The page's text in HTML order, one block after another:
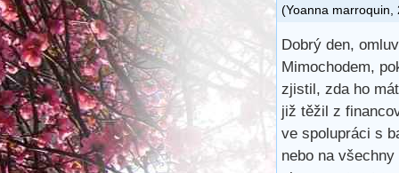
(Yoanna marroquin
Dobrý den,
Mimochodem,
zjistil, zda ho
již těžil z
ve spolupráci s
nebo na